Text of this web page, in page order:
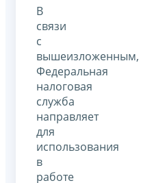
В
связи
с
вышеизложенным,
Федеральная
налоговая
служба
направляет
для
использования
в
работе